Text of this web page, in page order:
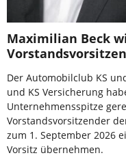
Maximilian Beck
Der Automobilclub KS
und KS Versicherung
Unternehmensspitze
Vorstandsvorsitzender
zum 1. September 2026
Vorsitz übernehmen.